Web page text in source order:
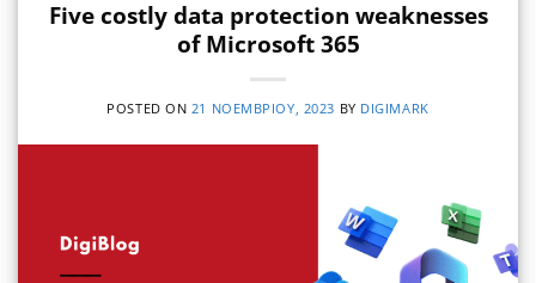
Five costly data protection weaknesses
of Microsoft 365
POSTED ON 21 ΝΟΕΜΒΡΊΟΥ, 2023 BY DIGIMARK